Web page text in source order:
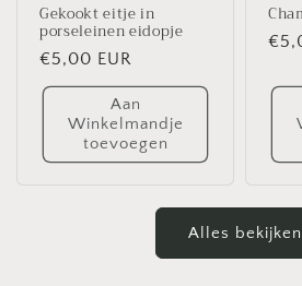
Gekookt eitje in
porseleinen eidopje
Normale
prijs
€5,00 EUR
Aan
Winkelmandje
toevoegen
Alles bekijken